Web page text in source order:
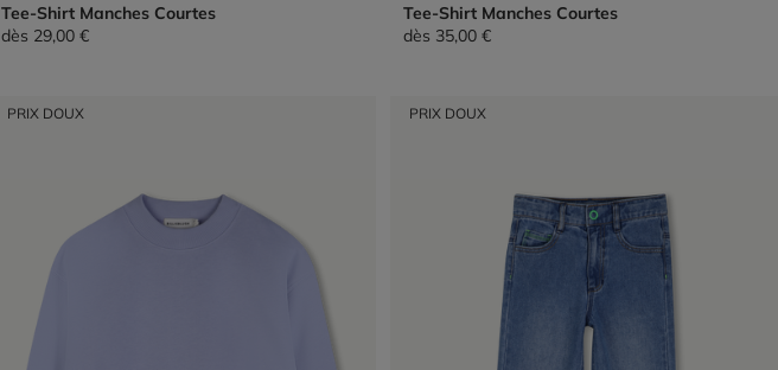
Tee-Shirt Manches Courtes
dès 29,00 €
Tee-Shirt Manches Courtes
dès 35,00 €
PRIX DOUX PRIX DOUX